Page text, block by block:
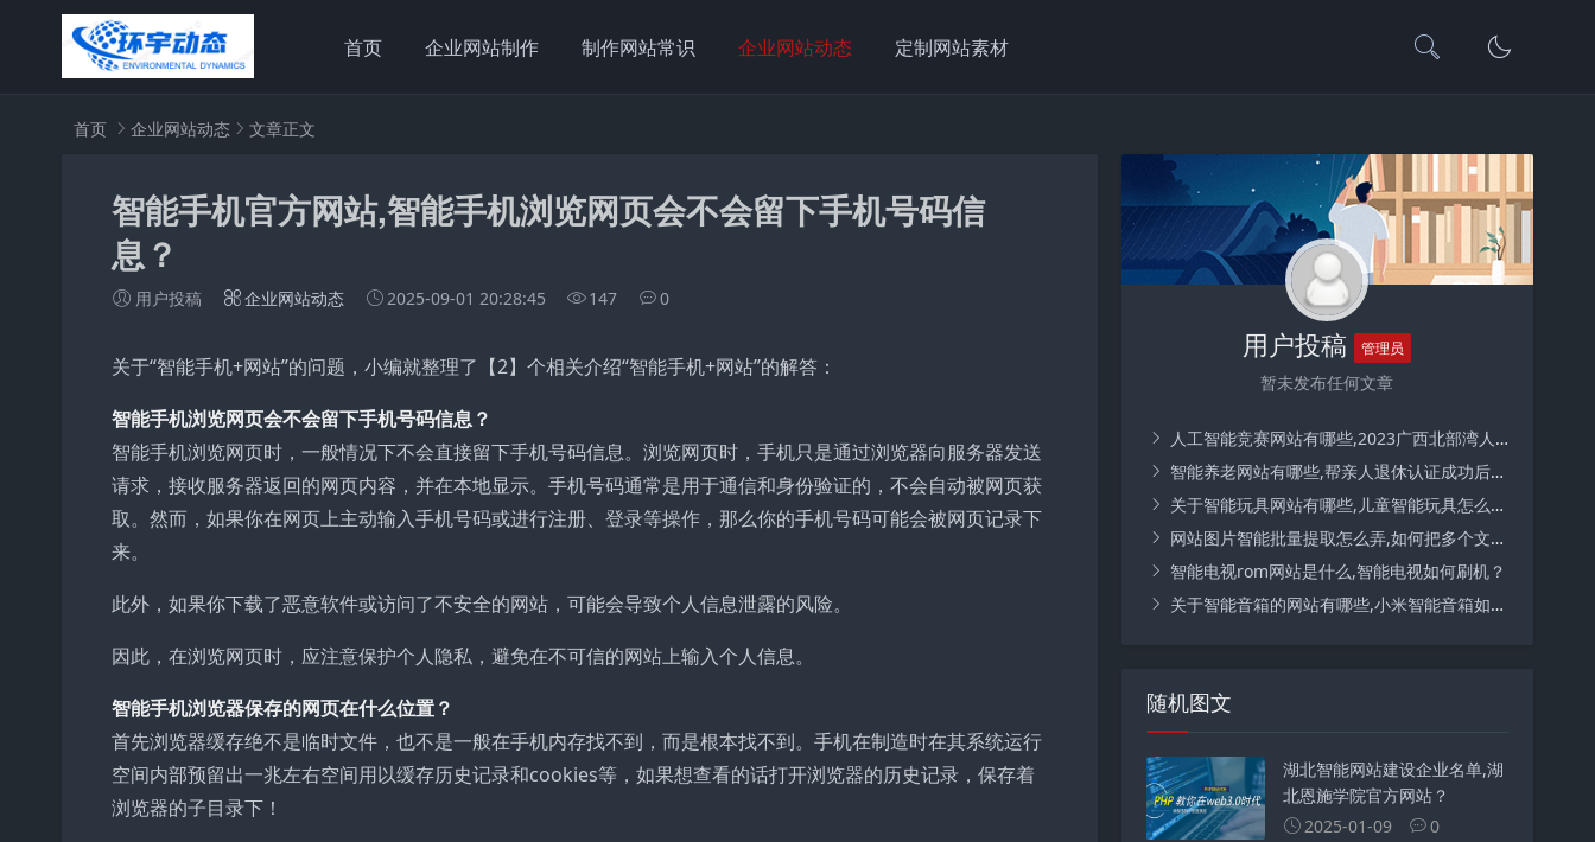
首页 企业网站制作 制作网站常识 企业网站动态 定制网站素材
首页 企业网站动态 文章正文
智能手机官方网站,智能手机浏览网页会不会留下手机号码信
息？
用户投稿 企业网站动态 2025-09-01 20:28:45 147 0
关于“智能手机+网站”的问题，小编就整理了【2】个相关介绍“智能手机+网站”的解答：
智能手机浏览网页会不会留下手机号码信息？
智能手机浏览网页时，一般情况下不会直接留下手机号码信息。浏览网页时，手机只是通过浏览器向服务器发送
请求，接收服务器返回的网页内容，并在本地显示。手机号码通常是用于通信和身份验证的，不会自动被网页获
取。然而，如果你在网页上主动输入手机号码或进行注册、登录等操作，那么你的手机号码可能会被网页记录下
来。
此外，如果你下载了恶意软件或访问了不安全的网站，可能会导致个人信息泄露的风险。
因此，在浏览网页时，应注意保护个人隐私，避免在不可信的网站上输入个人信息。
智能手机浏览器保存的网页在什么位置？
首先浏览器缓存绝不是临时文件，也不是一般在手机内存找不到，而是根本找不到。手机在制造时在其系统运行
空间内部预留出一兆左右空间用以缓存历史记录和cookies等，如果想查看的话打开浏览器的历史记录，保存着
浏览器的子目录下！
用户投稿 管理员
暂未发布任何文章
人工智能竞赛网站有哪些,2023广西北部湾人工智能教育大赛无人机出结果了吗？
智能养老网站有哪些,帮亲人退休认证成功后怎样查询一下？
关于智能玩具网站有哪些,儿童智能玩具怎么配网？
网站图片智能批量提取怎么弄,如何把多个文件夹的图片一键提取？
智能电视rom网站是什么,智能电视如何刷机？
关于智能音箱的网站有哪些,小米智能音箱如何控制家里的灯？
随机图文
湖北智能网站建设企业名单,湖
北恩施学院官方网站？
2025-01-09
0